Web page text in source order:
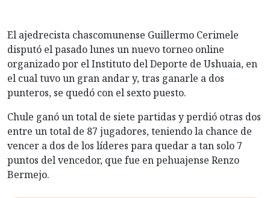
El ajedrecista chascomunense Guillermo Cerimele
disputó el pasado lunes un nuevo torneo online
organizado por el Instituto del Deporte de Ushuaia, en
el cual tuvo un gran andar y, tras ganarle a dos
punteros, se quedó con el sexto puesto.
Chule ganó un total de siete partidas y perdió otras dos
entre un total de 87 jugadores, teniendo la chance de
vencer a dos de los líderes para quedar a tan solo 7
puntos del vencedor, que fue en pehuajense Renzo
Bermejo.